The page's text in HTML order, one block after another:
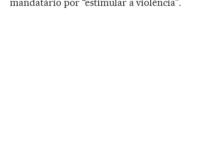
mandatário por “estimular a violência”.